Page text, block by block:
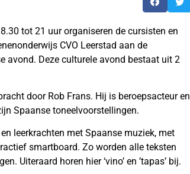
tot 21 uur organiseren de cursisten en
CVO Leerstad aan de
avond. Deze culturele avond bestaat uit 2
door Rob Frans. Hij is beroepsacteur en
Spaanse toneelvoorstellingen.
leerkrachten met Spaanse muziek, met
smartboard. Zo worden alle teksten
Uiteraard horen hier ‘vino’ en ’tapas’ bij.